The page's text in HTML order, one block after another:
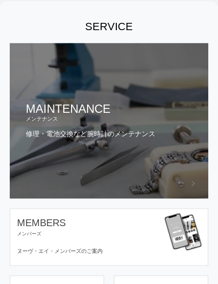
SERVICE
MAINTENANCE
メンテナンス
修理・電池交換など腕時計のメンテナンス
MEMBERS
メンバーズ
ヌーヴ・エイ・メンバーズのご案内